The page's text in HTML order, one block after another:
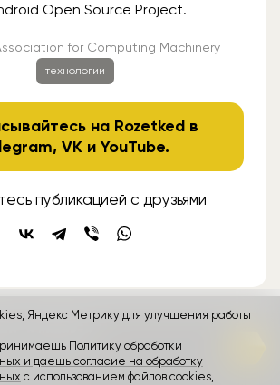
Open Source Project.
for Computing Machinery
технологии
на Rozetked в
,VK иYouTube.
публикацией с друзьями
Яндекс Метрику для улучшения работы
Политику обработки
и даешь согласие на обработку
с использованием файлов cookies,